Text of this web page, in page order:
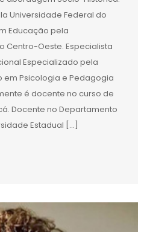
Universidade Federal do
Educação pela
Centro-Oeste. Especialista
Especializado pela
em Psicologia e Pedagogia
é docente no curso de
Docente no Departamento
Estadual […]